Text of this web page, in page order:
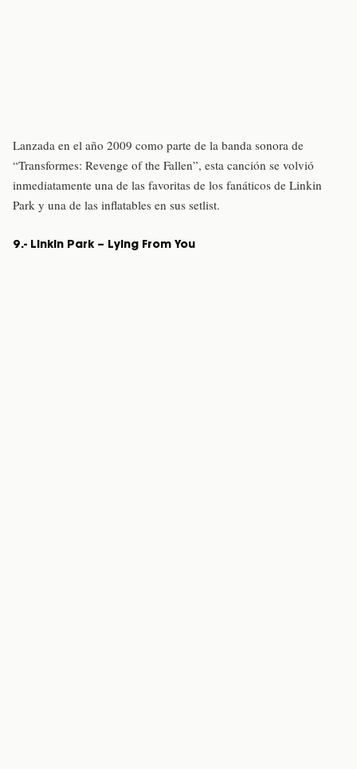
Lanzada en el año 2009 como parte de la banda sonora de
“Transformes: Revenge of the Fallen”, esta canción se volvió
inmediatamente una de las favoritas de los fanáticos de Linkin
Park y una de las inflatables en sus setlist.
9.- Linkin Park – Lying From You